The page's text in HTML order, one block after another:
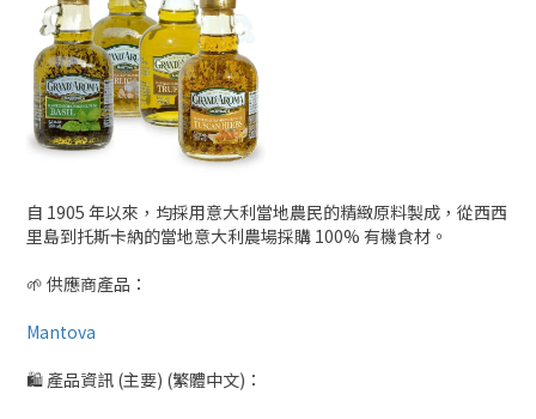
自 1905 年以來，均採用意大利當地農民的精緻原料製成，從西西
里島到托斯卡納的當地意大利農場採購 100% 有機食材。
🌱 供應商產品：
Mantova
🛍 產品資訊 (主要) (繁體中文)：